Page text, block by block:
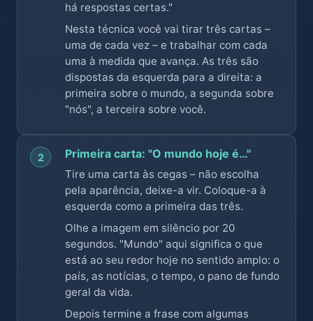
há respostas certas."
Nesta técnica você vai tirar três cartas –
uma de cada vez – e trabalhar com cada
uma à medida que avança. As três são
dispostas da esquerda para a direita: a
primeira sobre o mundo, a segunda sobre
"nós", a terceira sobre você.
2 Primeira carta: "O mundo hoje é…"
Tire uma carta às cegas – não escolha
pela aparência, deixe-a vir. Coloque-a à
esquerda como a primeira das três.
Olhe a imagem em silêncio por 20
segundos. "Mundo" aqui significa o que
está ao seu redor hoje no sentido amplo: o
país, as notícias, o tempo, o pano de fundo
geral da vida.
Depois termine a frase com algumas